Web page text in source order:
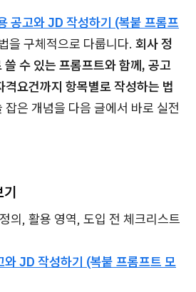
공고와 JD 작성하기 (복붙 프롬프
을 구체적으로 다룹니다. 회사 정
수 있는 프롬프트와 함께, 공고
요건까지 항목별로 작성하는 법
잡은 개념을 다음 글에서 바로 실전
기
의, 활용 영역, 도입 전 체크리스트
JD 작성하기 (복붙 프롬프트 모